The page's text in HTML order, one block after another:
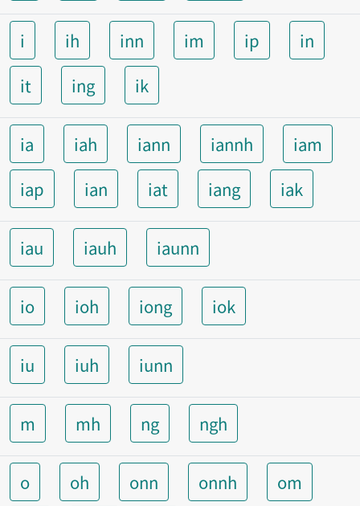
i ih inn im ip
in
it
ing ik
ia iah iann iannh
iam
iap
ian iat iang iak
iau iauh iaunn
io ioh iong iok
iu iuh iunn
m mh ng ngh
o oh onn onnh
om